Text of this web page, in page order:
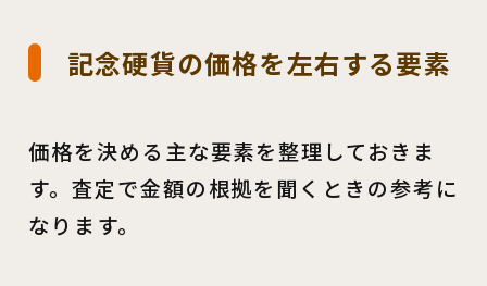
記念硬貨の価格を左右する要素
価格を決める主な要素を整理しておきま
す。査定で金額の根拠を聞くときの参考に
なります。